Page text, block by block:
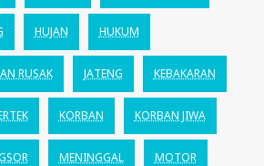
HUJAN HUKUM
RUSAK JATENG KEBAKARAN
KORBAN KORBAN JIWA
MENINGGAL MOTOR